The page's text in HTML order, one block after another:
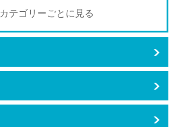
カテゴリーごとに見る